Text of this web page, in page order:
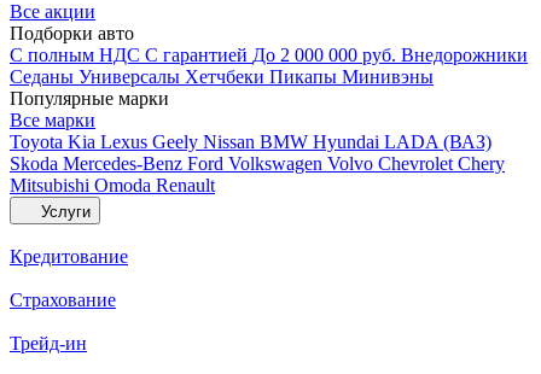
Все акции
Подборки авто
С полным НДС С гарантией До 2 000 000 руб. Внедорожники
Седаны Универсалы Хетчбеки Пикапы Минивэны
Популярные марки
Все марки
Toyota Kia Lexus Geely Nissan BMW Hyundai LADA (ВАЗ)
Skoda Mercedes-Benz Ford Volkswagen Volvo Chevrolet Chery
Mitsubishi Omoda Renault
Услуги
Кредитование
Страхование
Трейд-ин